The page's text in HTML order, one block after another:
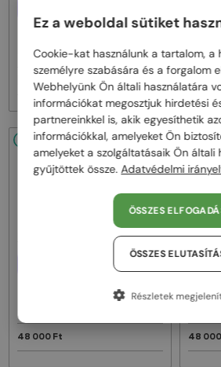
ML5081 - 001 - 56
48 000 Ft 48 000
48/72
EGYFÓKUSZÚ LENCSÉVEL PLUSZ
Optikai keretek
48 000 Ft
25 000
48
Ez a weboldal sütiket
Cookie-kat használunk a tartalom, a
személyre szabására és a forgalom
Webhelyünk Ön általi használatára
információkat megosztjuk hirdetési
partnereinkkel is, akik egyesíthetik
információkkal, amelyeket Ön
amelyeket a szolgáltatásaik Ön általi
gyűjtöttek össze. Adatvédelmi
ÖSSZES
ÖSSZES
Részletek